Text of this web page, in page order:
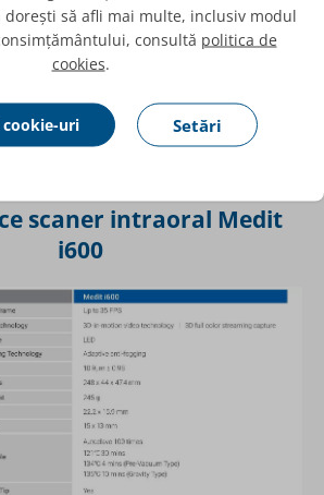
scanerului, fac din Medit Link
în clinica dumneavoastră. Politica zero
urile Medit Link a fost și va rămâne
pentru utilizatoriiMedit i600, i700,
i700 Wireless
scaner intraoral Medit
i600
dorești să afli mai multe, inclusiv modul
consultă politica de
cookies.
cookie-uri Setări